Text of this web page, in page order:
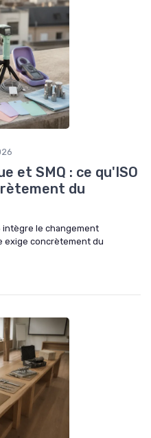
et SMQ : ce qu'ISO
du
intègre le changement
exige concrètement du